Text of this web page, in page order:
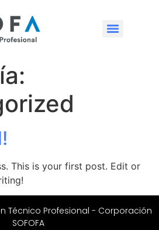
This is your first post. Edit or
Técnico Profesional - Corporación
SOFOFA